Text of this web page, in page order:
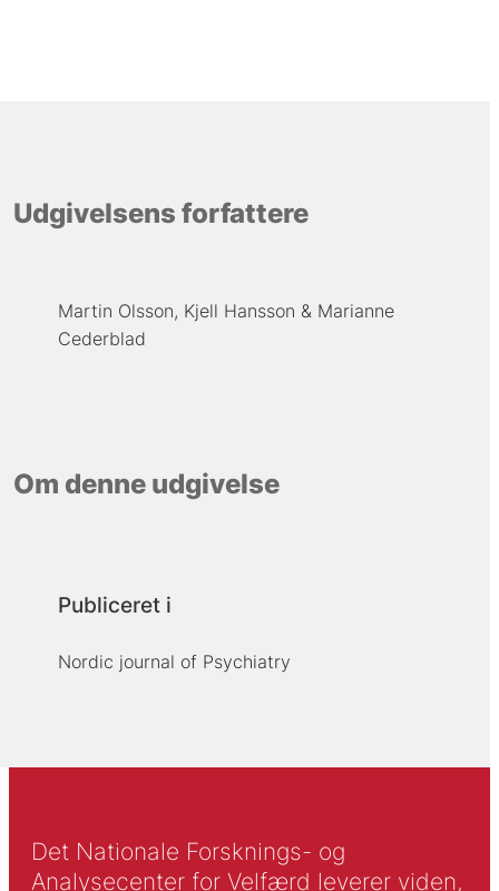
Udgivelsens forfattere
Martin Olsson Kjell Hansson
Marianne
Cederblad
Om denne udgivelse
Publiceret i
Nordic journal of Psychiatry
Det Nationale Forsknings- og
Analysecenter for Velfærd leverer viden,